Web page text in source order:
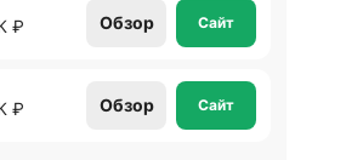
₽ Обзор Сайт
₽ Обзор Сайт